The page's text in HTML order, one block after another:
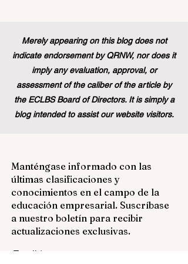
Merely appearing on this blog does not
indicate endorsement by QRNW, nor does it
imply any evaluation, approval, or
assessment of the caliber of the article by
the ECLBS Board of Directors. It is simply a
blog intended to assist our website visitors.
Manténgase informado con las
últimas clasificaciones y
conocimientos en el campo de la
educación empresarial. Suscríbase
a nuestro boletín para recibir
actualizaciones exclusivas.
Email